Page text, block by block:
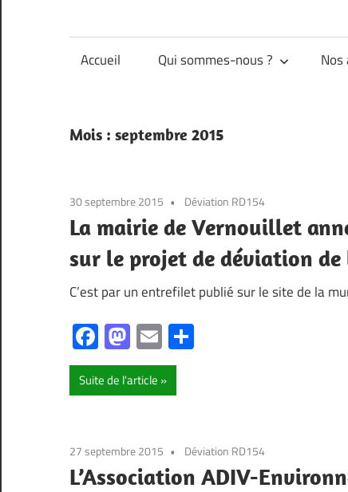
Accueil Qui sommes-nous ?
Mois : septembre 2015
30 septembre 2015 Déviation RD154
La mairie de Vernouillet
sur le projet de déviation de
C’est par un entrefilet publié sur le site de la
Facebook
Mastodon
Email
Suite de l'article
27 septembre 2015 Déviation RD154
L’Association ADIV-